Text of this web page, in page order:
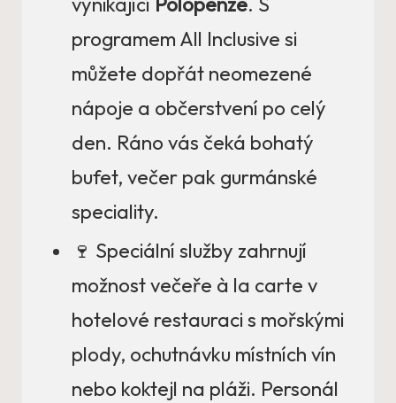
programem All Inclusive si
můžete dopřát neomezené
nápoje a občerstvení po celý
den. Ráno vás čeká bohatý
bufet, večer pak gurmánské
speciality.
🍷 Speciální služby zahrnují
možnost večeře à la carte v
hotelové restauraci s mořskými
plody, ochutnávku místních vín
nebo koktejl na pláži. Personál